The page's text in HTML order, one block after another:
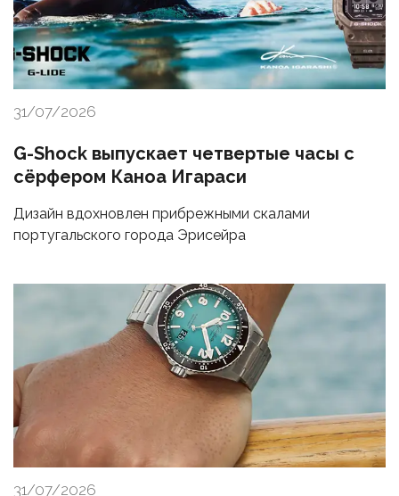
31/07/2026
G-Shock выпускает четвертые часы с
сёрфером Каноа Игараси
Дизайн вдохновлен прибрежными скалами
португальского города Эрисейра
31/07/2026